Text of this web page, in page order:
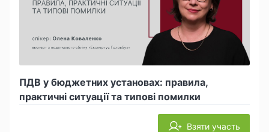
ПДВ у бюджетних установах: правила,
практичні ситуації та типові помилки
Взяти участь